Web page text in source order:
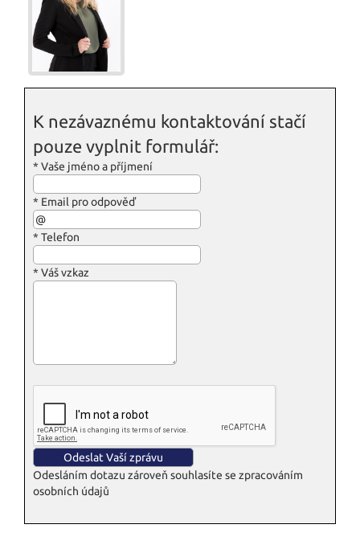
K nezávaznému kontaktování stačí
pouze vyplnit formulář:
* Vaše jméno a příjmení
* Email pro odpověď
* Telefon
* Váš vzkaz
Odesláním dotazu zároveň souhlasíte se zpracováním
osobních údajů